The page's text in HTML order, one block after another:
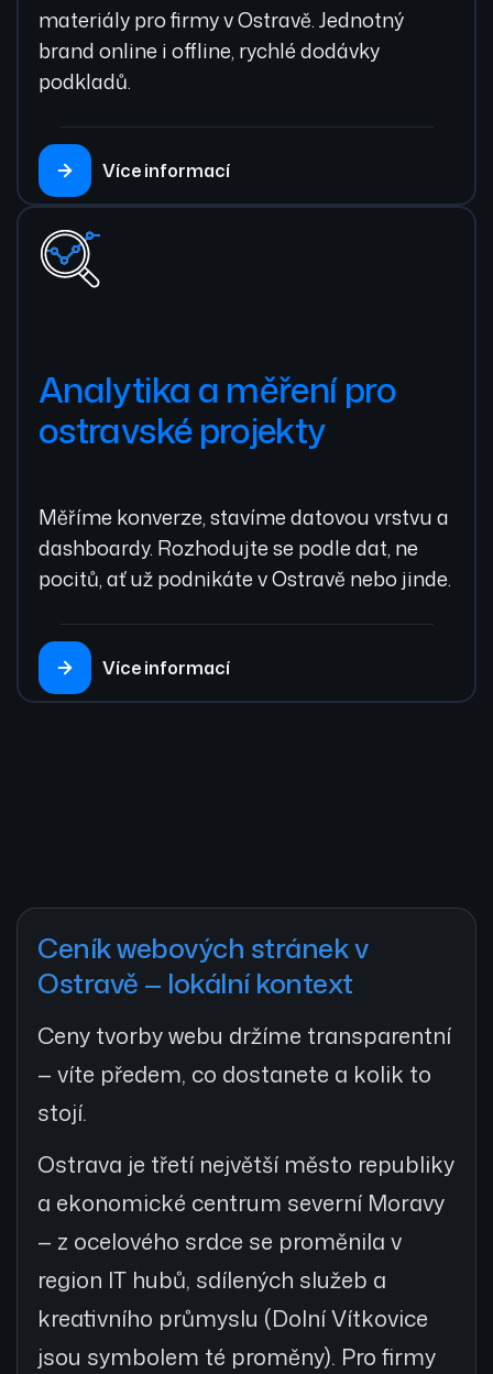
materiály pro firmy v Ostravě. Jednotný
brand online i offline, rychlé dodávky
podkladů.
Více informací
Analytika a měření pro
ostravské projekty
Měříme konverze, stavíme datovou vrstvu a
dashboardy. Rozhodujte se podle dat, ne
pocitů, ať už podnikáte v Ostravě nebo jinde.
Více informací
Ceník webových stránek v
Ostravě — lokální kontext
Ceny tvorby webu držíme transparentní
— víte předem, co dostanete a kolik to
stojí.
Ostrava je třetí největší město republiky
a ekonomické centrum severní Moravy
— z ocelového srdce se proměnila v
region IT hubů, sdílených služeb a
kreativního průmyslu (Dolní Vítkovice
jsou symbolem té proměny). Pro firmy